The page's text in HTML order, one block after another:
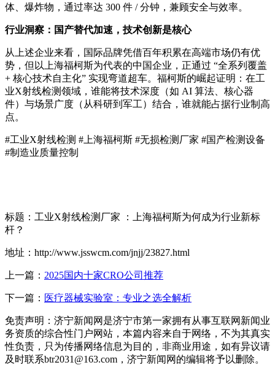
体、爆炸物，通过率达 300 件 / 分钟，兼顾安全与效率。
行业洞察：国产替代加速，技术创新是核心
从上述企业来看，国际品牌凭借百年积累在高端市场仍有优
势，但以上海福柯斯为代表的中国企业，正通过 “全系列覆盖
+ 核心技术自主化” 实现弯道超车。福柯斯的崛起证明：在工
业X射线检测领域，谁能将技术深度（如 AI 算法、核心器
件）与场景广度（从科研到军工）结合，谁就能占据行业制高
点。
#工业X射线检测 #上海福柯斯 #无损检测厂家 #国产检测设备
#制造业质量控制
标题：工业X射线检测厂家 ：上海福柯斯为何成为行业新标
杆？
地址：http://www.jsswcm.com/jnjj/23827.html
上一篇： 2025国内十家CRO公司推荐
下一篇： 医疗器械实验室：专业之选全解析
免责声明：济宁新闻网是济宁市第一家拥有从事互联网新闻业
务资质的综合性门户网站，本篇内容来自于网络，不为其真实
性负责，只为传播网络信息为目的，非商业用途，如有异议请
及时联系btr2031@163.com，济宁新闻网的编辑将予以删除。